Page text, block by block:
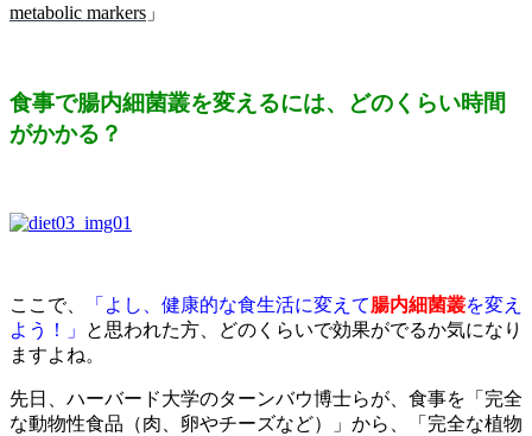
metabolic markers 」
食事で腸内細菌叢を変えるには、どのくらい時間
がかかる？
ここで、 「よし、健康的な食生活に変えて腸内細菌叢を変え
よう！」
と思われた方、どのくらいで効果がでるか気になり
ますよね。
先日、ハーバード大学のターンバウ博士らが、食事を「完全
な動物性食品（肉、卵やチーズなど）」から、「完全な植物